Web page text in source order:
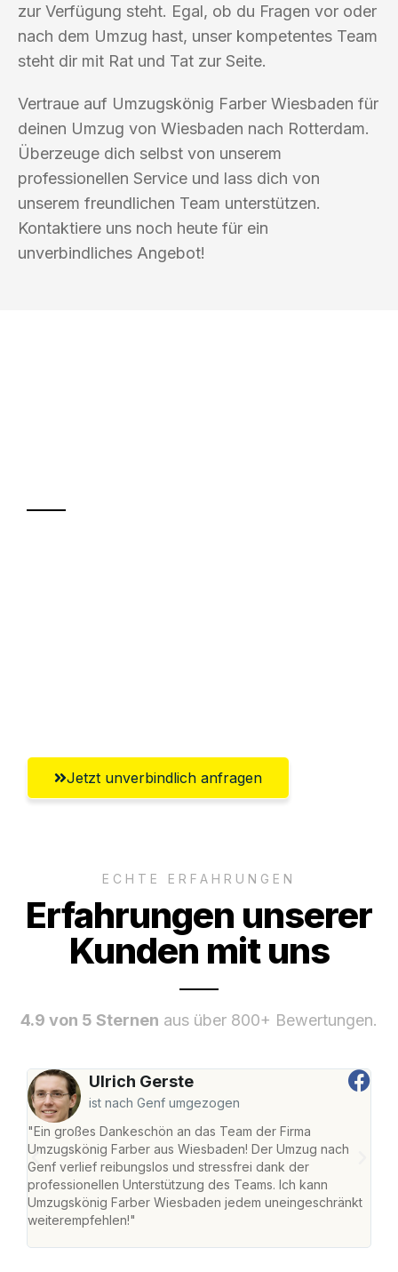
zur Verfügung steht. Egal, ob du Fragen vor oder
nach dem Umzug hast, unser kompetentes Team
steht dir mit Rat und Tat zur Seite.
Vertraue auf Umzugskönig Farber Wiesbaden für
deinen Umzug von Wiesbaden nach Rotterdam.
Überzeuge dich selbst von unserem
professionellen Service und lass dich von
unserem freundlichen Team unterstützen.
Kontaktiere uns noch heute für ein
unverbindliches Angebot!
Jetzt unverbindlich anfragen
ECHTE ERFAHRUNGEN
Erfahrungen unserer
Kunden mit uns
4.9 von 5 Sternen aus über 800+ Bewertungen.
Ulrich Gerste
ist nach Genf umgezogen
"Ein großes Dankeschön an das Team der Firma
Umzugskönig Farber aus Wiesbaden! Der Umzug nach
Genf verlief reibungslos und stressfrei dank der
professionellen Unterstützung des Teams. Ich kann
Umzugskönig Farber Wiesbaden jedem uneingeschränkt
weiterempfehlen!"